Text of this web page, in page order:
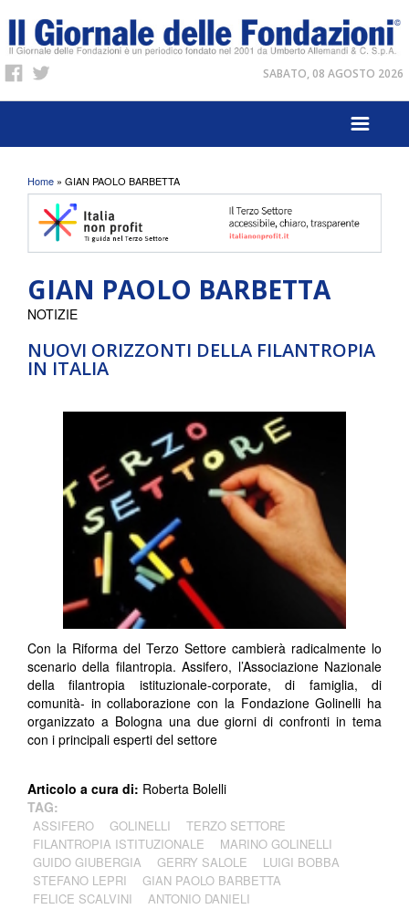
SABATO, 08 AGOSTO 2026
Tu sei qui
Home » GIAN PAOLO BARBETTA
GIAN PAOLO BARBETTA
NUOVI ORIZZONTI DELLA FILANTROPIA
IN ITALIA
NOTIZIE
Con la Riforma del Terzo Settore cambierà radicalmente lo
scenario della filantropia. Assifero, l’Associazione Nazionale
della filantropia istituzionale-corporate, di famiglia, di
comunità- in collaborazione con la Fondazione Golinelli ha
organizzato a Bologna una due giorni di confronti in tema
con i principali esperti del settore
Articolo a cura di: Roberta Bolelli
TAG:
ASSIFERO GOLINELLI
TERZO SETTORE
FILANTROPIA ISTITUZIONALE
MARINO GOLINELLI
GUIDO GIUBERGIA
GERRY SALOLE
LUIGI BOBBA
STEFANO LEPRI
GIAN PAOLO BARBETTA
FELICE SCALVINI
ANTONIO DANIELI